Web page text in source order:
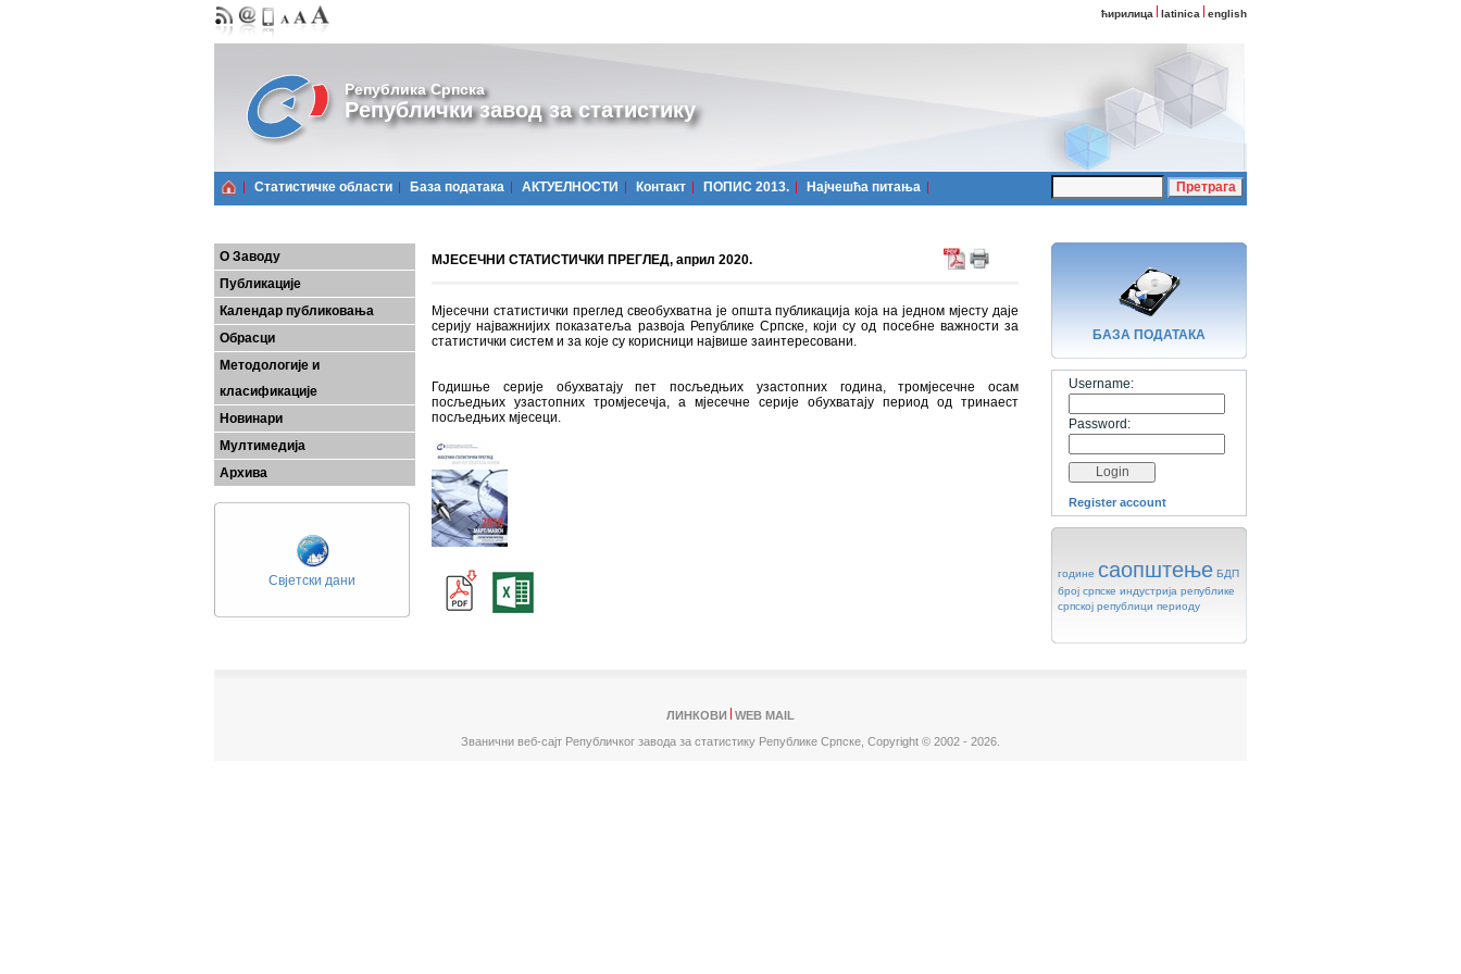
ћирилица latinica english
Република Српска
Републички завод за статистику
Статистичке области Базa података АКТУЕЛНОСТИ Контакт ПОПИС 2013. Најчешћa питања
О Заводу
Публикације
Календар публиковања
Обрасци
Методологије и
класификације
Новинари
Мултимедија
Архива
Свјетски дани
МЈЕСЕЧНИ СТАТИСТИЧКИ ПРЕГЛЕД, април 2020.
Мјесечни статистички преглед свеобухватна је општа публикација која на једном мјесту даје
серију најважнијих показатеља развоја Републике Српске, који су од посебне важности за
статистички систем и за које су корисници највише заинтересовани.
Годишње серије обухватају пет посљедњих узастопних година, тромјесечне осам
посљедњих узастопних тромјесечја, а мјесечне серије обухватају период од тринаест
посљедњих мјесеци.
БАЗA ПОДАТАКА
Username:
Password:
Register account
године саопштење БДП
број српске индустрија републике
српској републици периоду
ЛИНКОВИ
WEB MAIL
Званични веб-сајт Републичког завода за статистику Републике Српске, Copyright © 2002 - 2026.